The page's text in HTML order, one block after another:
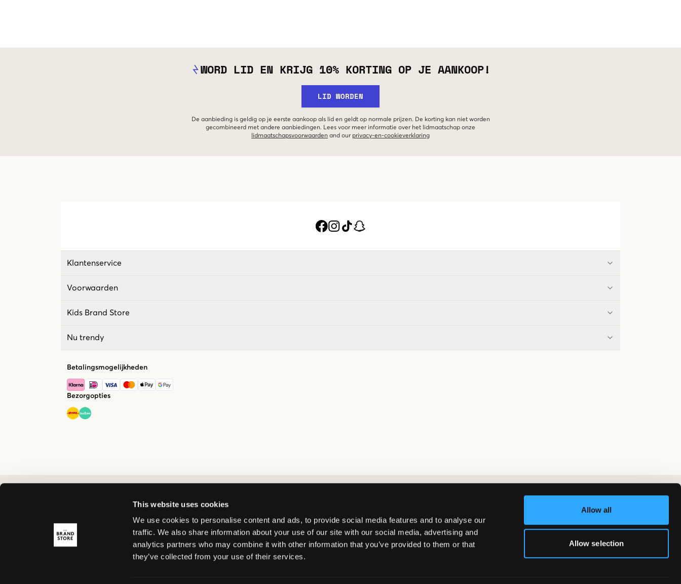
This website uses cookies
We use cookies to personalise content and ads, to provide social media features and to analyse our
traffic. We also share information about your use of our site with our social media, advertising and
analytics partners who may combine it with other information that you’ve provided to them or that
they’ve collected from your use of their services.
Allow all
Allow selection
WORD LID EN KRIJG 10% KORTING OP JE AANKOOP!
LID WORDEN
De aanbieding is geldig op je eerste aankoop als lid en geldt op normale prijzen. De korting kan niet worden
gecombineerd met andere aanbiedingen. Lees voor meer informatie over het lidmaatschap onze
lidmaatschapsvoorwaarden and our privacy-en-cookieverklaring
Klantenservice
Voorwaarden
Kids Brand Store
Nu trendy
Betalingsmogelijkheden
Bezorgopties